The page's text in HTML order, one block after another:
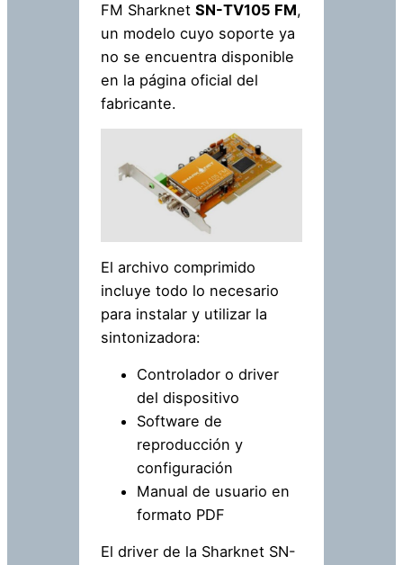
FM Sharknet SN-TV105 FM,
un modelo cuyo soporte ya
no se encuentra disponible
en la página oficial del
fabricante.
El archivo comprimido
incluye todo lo necesario
para instalar y utilizar la
sintonizadora:
Controlador o driver
del dispositivo
Software de
reproducción y
configuración
Manual de usuario en
formato PDF
El driver de la Sharknet SN-